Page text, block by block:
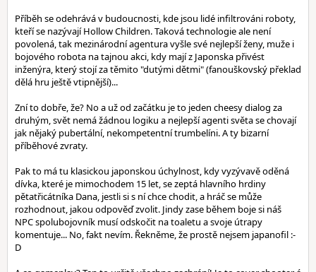
Příběh se odehrává v budoucnosti, kde jsou lidé infiltrováni roboty,
kteří se nazývají Hollow Children. Taková technologie ale není
povolená, tak mezinárodní agentura vyšle své nejlepší ženy, muže i
bojového robota na tajnou akci, kdy mají z Japonska přivést
inženýra, který stojí za těmito "dutými dětmi" (fanouškovský překlad
dělá hru ještě vtipnější)...
Zní to dobře, že? No a už od začátku je to jeden cheesy dialog za
druhým, svět nemá žádnou logiku a nejlepší agenti světa se chovají
jak nějaký pubertální, nekompetentní trumbelíni. A ty bizarní
příběhové zvraty.
Pak to má tu klasickou japonskou úchylnost, kdy vyzývavě oděná
dívka, které je mimochodem 15 let, se zeptá hlavního hrdiny
pětatřicátníka Dana, jestli si s ní chce chodit, a hráč se může
rozhodnout, jakou odpověď zvolit. Jindy zase během boje si náš
NPC spolubojovník musí odskočit na toaletu a svoje útrapy
komentuje... No, fakt nevím. Řekněme, že prostě nejsem japanofil :-
D